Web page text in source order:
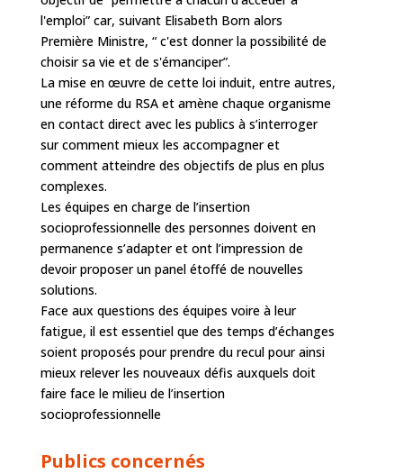
l'emploi” car, suivant Elisabeth Born alors
Première Ministre, “ c'est donner la possibilité de
choisir sa vie et de s'émanciper”.
La mise en œuvre de cette loi induit, entre autres,
une réforme du RSA et amène chaque organisme
en contact direct avec les publics à s’interroger
sur comment mieux les accompagner et
comment atteindre des objectifs de plus en plus
complexes.
Les équipes en charge de l’insertion
socioprofessionnelle des personnes doivent en
permanence s’adapter et ont l’impression de
devoir proposer un panel étoffé de nouvelles
solutions.
Face aux questions des équipes voire à leur
fatigue, il est essentiel que des temps d’échanges
soient proposés pour prendre du recul pour ainsi
mieux relever les nouveaux défis auxquels doit
faire face le milieu de l’insertion
socioprofessionnelle
Publics concernés